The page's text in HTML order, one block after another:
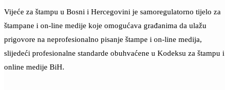
Vijeće za štampu u Bosni i Hercegovini je samoregulatorno tijelo za
štampane i on-line medije koje omogućava građanima da ulažu
prigovore na neprofesionalno pisanje štampe i on-line medija,
slijedeći profesionalne standarde obuhvaćene u Kodeksu za štampu i
online medije BiH.